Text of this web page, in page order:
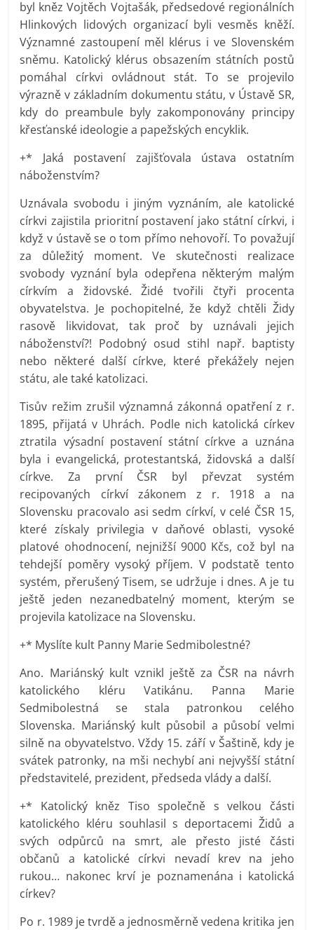
byl kněz Vojtěch Vojtašák, předsedové regionálních
Hlinkových lidových organizací byli vesměs kněží.
Významné zastoupení měl klérus i ve Slovenském
sněmu. Katolický klérus obsazením státních postů
pomáhal církvi ovládnout stát. To se projevilo
výrazně v základním dokumentu státu, v Ústavě SR,
kdy do preambule byly zakomponovány principy
křesťanské ideologie a papežských encyklik.
+* Jaká postavení zajišťovala ústava ostatním
náboženstvím?
Uznávala svobodu i jiným vyznáním, ale katolické
církvi zajistila prioritní postavení jako státní církvi, i
když v ústavě se o tom přímo nehovoří. To považují
za důležitý moment. Ve skutečnosti realizace
svobody vyznání byla odepřena některým malým
církvím a židovské. Židé tvořili čtyři procenta
obyvatelstva. Je pochopitelné, že když chtěli Židy
rasově likvidovat, tak proč by uznávali jejich
náboženství?! Podobný osud stihl např. baptisty
nebo některé další církve, které překážely nejen
státu, ale také katolizaci.
Tisův režim zrušil významná zákonná opatření z r.
1895, přijatá v Uhrách. Podle nich katolická církev
ztratila výsadní postavení státní církve a uznána
byla i evangelická, protestantská, židovská a další
církve. Za první ČSR byl převzat systém
recipovaných církví zákonem z r. 1918 a na
Slovensku pracovalo asi sedm církví, v celé ČSR 15,
které získaly privilegia v daňové oblasti, vysoké
platové ohodnocení, nejnižší 9000 Kčs, což byl na
tehdejší poměry vysoký příjem. V podstatě tento
systém, přerušený Tisem, se udržuje i dnes. A je tu
ještě jeden nezanedbatelný moment, kterým se
projevila katolizace na Slovensku.
+* Myslíte kult Panny Marie Sedmibolestné?
Ano. Mariánský kult vznikl ještě za ČSR na návrh
katolického kléru Vatikánu. Panna Marie
Sedmibolestná se stala patronkou celého
Slovenska. Mariánský kult působil a působí velmi
silně na obyvatelstvo. Vždy 15. září v Šaštině, kdy je
svátek patronky, na mši nechybí ani nejvyšší státní
představitelé, prezident, předseda vlády a další.
+* Katolický kněz Tiso společně s velkou části
katolického kléru souhlasil s deportacemi Židů a
svých odpůrců na smrt, ale přesto jisté části
občanů a katolické církvi nevadí krev na jeho
rukou… nakonec krví je poznamenána i katolická
církev?
Po r. 1989 je tvrdě a jednosměrně vedena kritika jen